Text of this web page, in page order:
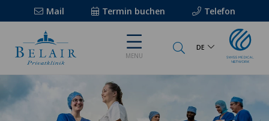
Mail Termin buchen Telefon
MENU
DE